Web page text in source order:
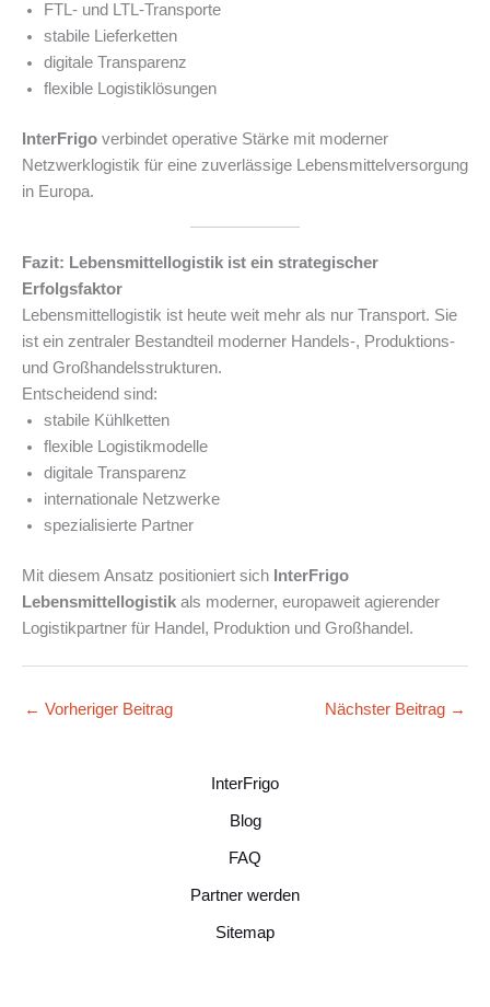
FTL- und LTL-Transporte
stabile Lieferketten
digitale Transparenz
flexible Logistiklösungen
InterFrigo verbindet operative Stärke mit moderner
Netzwerklogistik für eine zuverlässige Lebensmittelversorgung
in Europa.
Fazit: Lebensmittellogistik ist ein strategischer
Erfolgsfaktor
Lebensmittellogistik ist heute weit mehr als nur Transport. Sie
ist ein zentraler Bestandteil moderner Handels-, Produktions-
und Großhandelsstrukturen.
Entscheidend sind:
stabile Kühlketten
flexible Logistikmodelle
digitale Transparenz
internationale Netzwerke
spezialisierte Partner
Mit diesem Ansatz positioniert sich InterFrigo
Lebensmittellogistik als moderner, europaweit agierender
Logistikpartner für Handel, Produktion und Großhandel.
← Vorheriger Beitrag Nächster Beitrag →
InterFrigo
Blog
FAQ
Partner werden
Sitemap